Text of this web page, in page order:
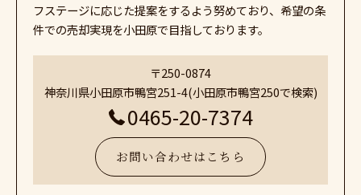
フステージに応じた提案をするよう努めており、希望の条
件での売却実現を小田原で目指しております。
〒250-0874
神奈川県小田原市鴨宮251-4(小田原市鴨宮250で検索)
0465-20-7374
お問い合わせはこちら